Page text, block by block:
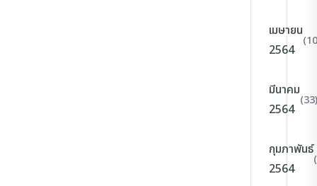
เมษายน
2564
มีนาคม
2564
(33)
กุมภาพันธ์
2564